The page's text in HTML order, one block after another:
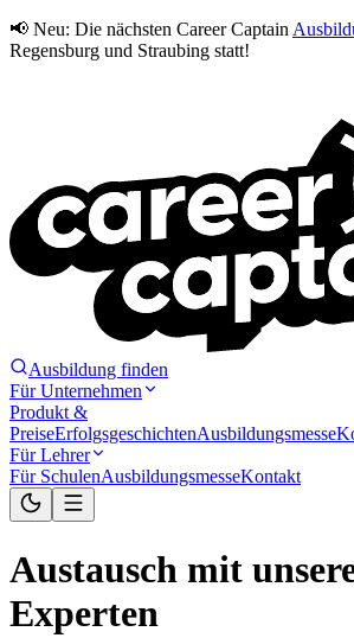
📢 Neu: Die nächsten Career Captain
Regensburg und Straubing statt!
Ausbildung finden
Für Unternehmen
Produkt &
PreiseErfolgsgeschichtenAusbildungsmesse
Für Lehrer
Für SchulenAusbildungsmesseKontakt
Austausch mit
Experten